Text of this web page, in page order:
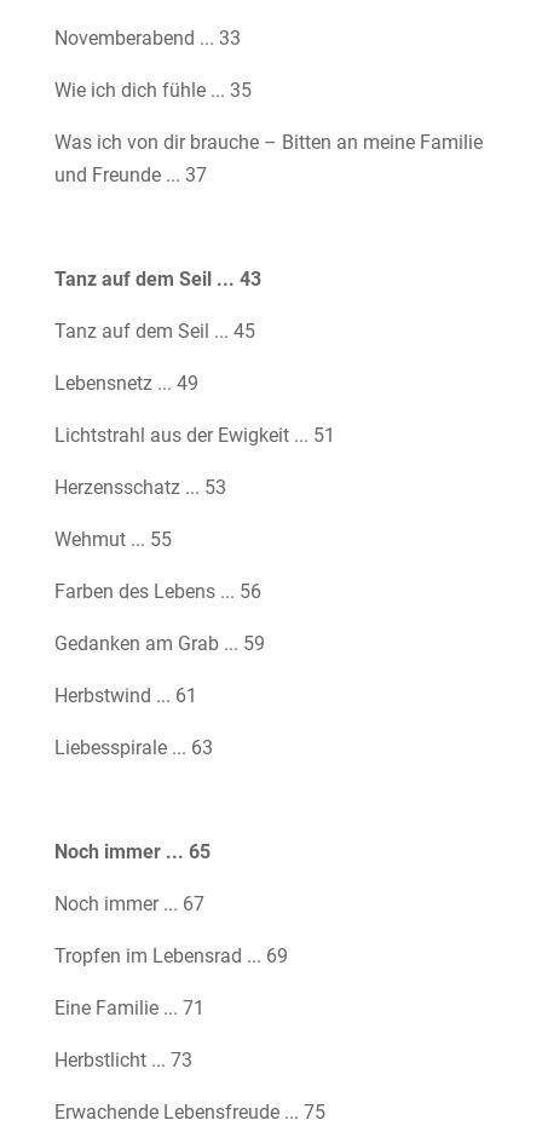
Novemberabend ... 33
Wie ich dich fühle ... 35
Was ich von dir brauche – Bitten an meine Familie
und Freunde ... 37
Tanz auf dem Seil ... 43
Tanz auf dem Seil ... 45
Lebensnetz ... 49
Lichtstrahl aus der Ewigkeit ... 51
Herzensschatz ... 53
Wehmut ... 55
Farben des Lebens ... 56
Gedanken am Grab ... 59
Herbstwind ... 61
Liebesspirale ... 63
Noch immer ... 65
Noch immer ... 67
Tropfen im Lebensrad ... 69
Eine Familie ... 71
Herbstlicht ... 73
Erwachende Lebensfreude ... 75